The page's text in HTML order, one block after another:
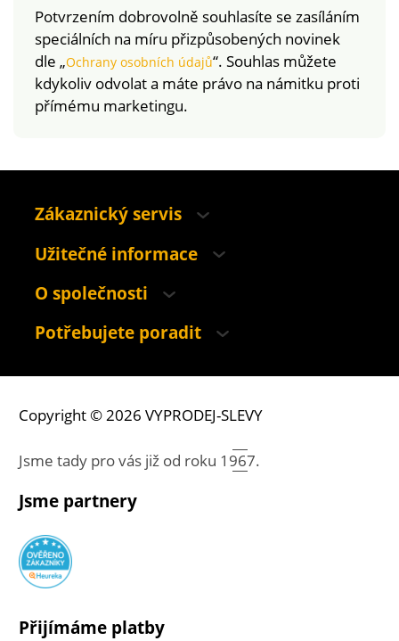
Potvrzením dobrovolně souhlasíte se zasíláním
speciálních na míru přizpůsobených novinek
dle „Ochrany osobních údajů“. Souhlas můžete
kdykoliv odvolat a máte právo na námitku proti
přímému marketingu.
Zákaznický servis
Užitečné informace
O společnosti
Potřebujete poradit
Copyright © 2026 VYPRODEJ-SLEVY
Jsme tady pro vás již od roku 1967.
Jsme partnery
Přijímáme platby